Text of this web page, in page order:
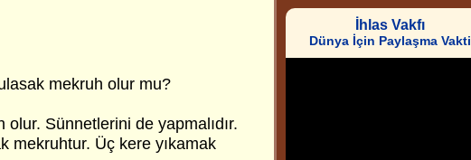
mekruh olur mu?
Sünnetlerini de yapmalıdır.
mekruhtur. Üç kere yıkamak
İhlas Vakfı
Dünya İçin Paylaşma Vakti